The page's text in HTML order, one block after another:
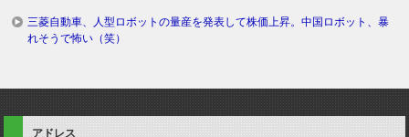
三菱自動車、人型ロボットの量産を発表して株価上昇。中国ロボット、暴
れそうで怖い（笑）
アドレス